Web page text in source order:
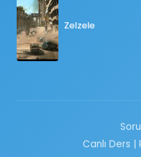
Zelzele
Canlı Ders |